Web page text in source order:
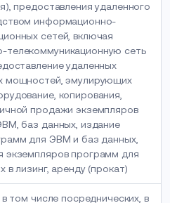
предоставления удаленного
информационно-
сетей, включая
телекоммуникационную сеть
удаленных
мощностей, эмулирующих
копирования,
продажи экземпляров
баз данных, издание
для ЭВМ и баз данных,
экземпляров программ для
лизинг, аренду (прокат)
в том числе посреднических, в